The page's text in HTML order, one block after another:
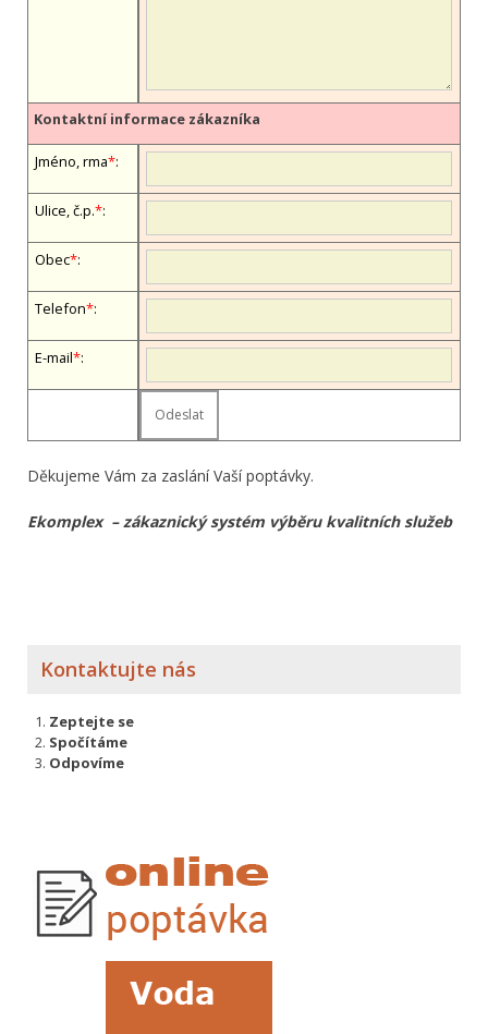
Kontaktní informace zákazníka
Jméno, firma*:
Ulice, č.p.*:
Obec*:
Telefon*:
E-mail*:
Děkujeme Vám za zaslání Vaší poptávky.
Ekomplex – zákaznický systém výběru kvalitních služeb
Kontaktujte nás
Zeptejte se
Spočítáme
Odpovíme